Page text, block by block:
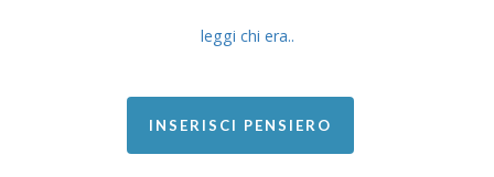
leggi chi era..
INSERISCI PENSIERO